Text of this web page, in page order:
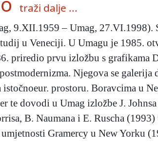
traži dalje ...
9.XII.1959 – Umag, 27.VI.1998).
u Veneciji. U Umagu je 1985.
priredio prvu izložbu s grafikama
Njegova se
prostoru. Boravcima u
te dovodi u Umag izložbe J.
B. Naumana i E. Ruscha
umjetnosti Gramercy u New